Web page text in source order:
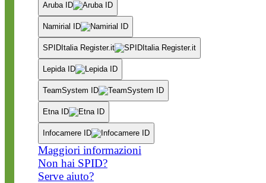
Aruba ID
Namirial ID
SPIDItalia Register.it
Lepida ID
TeamSystem ID
Etna ID
Infocamere ID
Maggiori informazioni
Non hai SPID?
Serve aiuto?